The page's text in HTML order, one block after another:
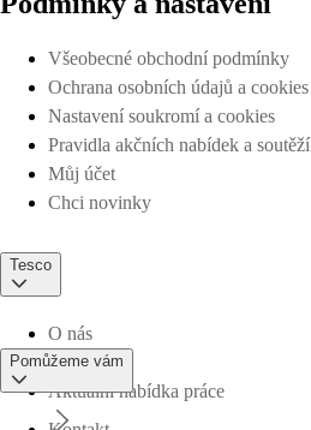
Všeobecné obchodní podmínky
Ochrana osobních údajů a cookies
Nastavení soukromí a cookies
Pravidla akčních nabídek a soutěží
Můj účet
Chci novinky
Tesco
O nás
Aktuální nabídka práce
Pomůžeme vám